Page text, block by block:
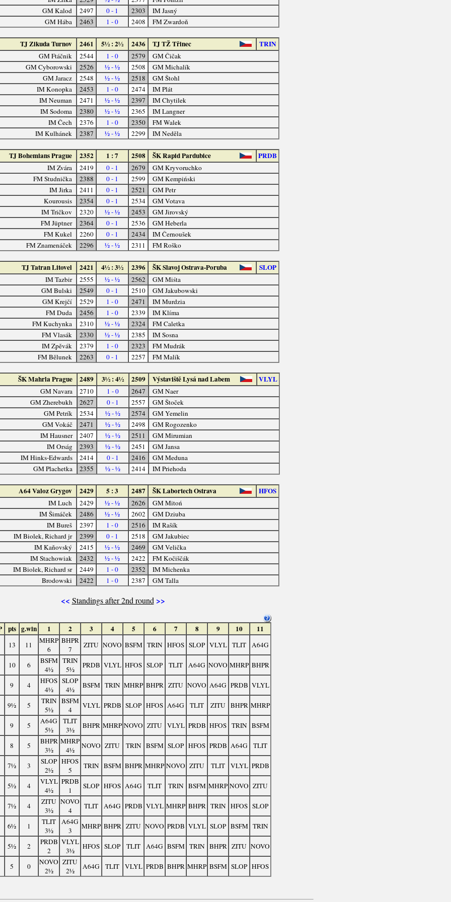
GM Kalod
2497 0 - 1 2303
IM Jasný
GM Hába
2463 1 - 0 2408 FM Zwardoň
TJ Zikuda Turnov 2461 5½ : 2½ 2436 TJ TŽ Třinec TRIN
GM Ftáčnik 2544 1 - 0 2579
GM Čičak
GM Cyborowski
2526 ½ - ½ 2508
GM Michalík
GM Jaracz
2548 ½ - ½ 2518
GM Štohl
IM Konopka
2453 1 - 0 2474
IM Plát
IM Neuman
2471 ½ - ½ 2397
IM Chytilek
IM Sodoma
2380 ½ - ½ 2365
IM Langner
IM Čech
2376 1 - 0 2350
FM Walek
IM Kulhánek
2387 ½ - ½ 2299 IM Neděla
TJ Bohemians Prague 2352 1 : 7 2508 ŠK Rapid Pardubice PRDB
IM Zvára 2419 0 - 1 2679
GM Kryvoruchko
FM Studnička
2388 0 - 1 2599
GM Kempiński
IM Jirka
2411 0 - 1 2521
GM Petr
Kourousis
2354 0 - 1 2534
GM Votava
IM Tričkov
2320 ½ - ½ 2453
GM Jirovský
FM Jüptner
2364 0 - 1 2536
GM Heberla
FM Kukel
2260 0 - 1 2434
IM Černoušek
FM Znamenáček
2296 ½ - ½ 2311 FM Roško
TJ Tatran Litovel 2421 4½ : 3½ 2396 ŠK Slavoj Ostrava-Poruba SLOP
IM Tazbir 2555 ½ - ½ 2562
GM Miśta
GM Bulski
2549 0 - 1 2510
GM Jakubowski
GM Krejčí
2529 1 - 0 2471
IM Murdzia
FM Duda
2456 1 - 0 2339
IM Klíma
FM Kuchynka
2310 ½ - ½ 2324
FM Caletka
FM Vlasák
2330 ½ - ½ 2385
IM Sosna
IM Zpěvák
2379 1 - 0 2323
FM Mudrák
FM Bělunek
2263 0 - 1 2257 FM Malík
ŠK Mahrla Prague 2489 3½ : 4½ 2509 Výstaviště Lysá nad Labem VLYL
GM Navara 2710 1 - 0 2647
GM Naer
GM Zherebukh
2627 0 - 1 2557
GM Štoček
GM Petrík
2534 ½ - ½ 2574
GM Yemelin
GM Vokáč
2471 ½ - ½ 2498
GM Rogozenko
IM Hausner
2407 ½ - ½ 2511
GM Mirumian
IM Orság
2393 ½ - ½ 2451
GM Jansa
IM Hinks-Edwards
2414 0 - 1 2416
GM Meduna
GM Plachetka
2355 ½ - ½ 2414 IM Priehoda
A64 Valoz Grygov 2429 5 : 3 2487 ŠK Labortech Ostrava HFOS
IM Luch 2429 ½ - ½ 2626
GM Mitoń
IM Šimáček
2486 ½ - ½ 2602
GM Dziuba
IM Bureš
2397 1 - 0 2516
IM Rašík
IM Biolek, Richard jr
2399 0 - 1 2518
GM Jakubiec
IM Kaňovský
2415 ½ - ½ 2469
GM Velička
IM Stachowiak
2432 ½ - ½ 2422
FM Kočiščák
IM Biolek, Richard sr
2449 1 - 0 2352
IM Michenka
Brodowski
2422 1 - 0 2387 GM Talla
<< Standings after 2nd round >>
pts g.win 1 2 3 4 5 6 7 8 9 10 11
13 11
MHRP
6
BHPR
7
ZITU NOVO BSFM TRIN HFOS SLOP VLYL TLIT A64G
10 6
BSFM
4½
TRIN
5½
PRDB VLYL HFOS SLOP TLIT A64G NOVO MHRP BHPR
9 4
HFOS
4½
SLOP
4½
BSFM TRIN MHRP BHPR ZITU NOVO A64G PRDB VLYL
9½ 5
TRIN
5½
BSFM
4
VLYL PRDB SLOP HFOS A64G TLIT ZITU BHPR MHRP
9 5
A64G
5½
TLIT
3½
BHPR MHRP NOVO ZITU VLYL PRDB HFOS TRIN BSFM
8 5
BHPR
3½
MHRP
4½
NOVO ZITU TRIN BSFM SLOP HFOS PRDB A64G TLIT
7½ 3
SLOP
2½
HFOS
5
TRIN BSFM BHPR MHRP NOVO ZITU TLIT VLYL PRDB
5½ 4
VLYL
4½
PRDB
1
SLOP HFOS A64G TLIT TRIN BSFM MHRP NOVO ZITU
7½ 4
ZITU
3½
NOVO
4
TLIT A64G PRDB VLYL MHRP BHPR TRIN HFOS SLOP
6½ 1
TLIT
3½
A64G
3
MHRP BHPR ZITU NOVO PRDB VLYL SLOP BSFM TRIN
5½ 2
PRDB
2
VLYL
3½
HFOS SLOP TLIT A64G BSFM TRIN BHPR ZITU NOVO
5 0
NOVO
2½
ZITU
2½
A64G TLIT VLYL PRDB BHPR MHRP BSFM SLOP HFOS